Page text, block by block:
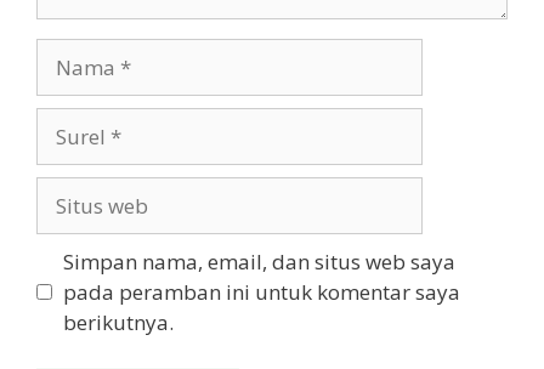
web
Simpan nama, email, dan situs web saya
pada peramban ini untuk komentar saya
berikutnya.